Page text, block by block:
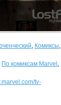
, Комиксы,
По комиксам Marvel ,
tv-